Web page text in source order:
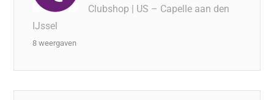
Clubshop | US – Capelle aan den
IJssel
8 weergaven